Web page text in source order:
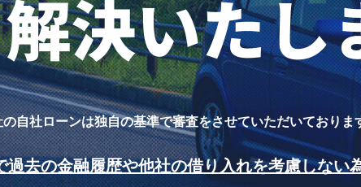
の自社ローンは独自の基準で審査をさせていただいておりま
過去の金融履歴や他社の借り入れを考慮しない